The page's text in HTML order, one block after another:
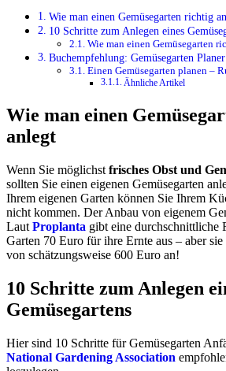
Wie man einen Gemüsegarten richtig
10 Schritte zum Anlegen eines
Wie man einen Gemüsegarten
Buchempfehlung: Gemüsegarten Planer
Einen Gemüsegarten planen –
Ähnliche Artikel
Wie man einen
anlegt
Wenn Sie möglichst frisches Obst und
sollten Sie einen eigenen Gemüsegarten
Ihrem eigenen Garten können Sie Ihrem
nicht kommen. Der Anbau von eigenem
Laut Proplanta gibt eine durchschnittliche
Garten 70 Euro für ihre Ernte aus – aber
von schätzungsweise 600 Euro an!
10 Schritte zum Anlegen
Gemüsegartens
Hier sind 10 Schritte für Gemüsegarten
National Gardening Association